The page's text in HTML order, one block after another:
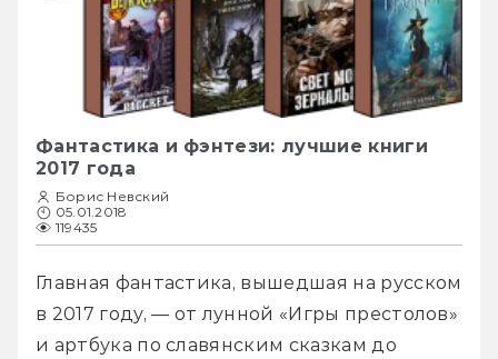
Фантастика и фэнтези: лучшие книги
2017 года
Борис Невский
05.01.2018
119435
Главная фантастика, вышедшая на русском
в 2017 году, — от лунной «Игры престолов»
и артбука по славянским сказкам до